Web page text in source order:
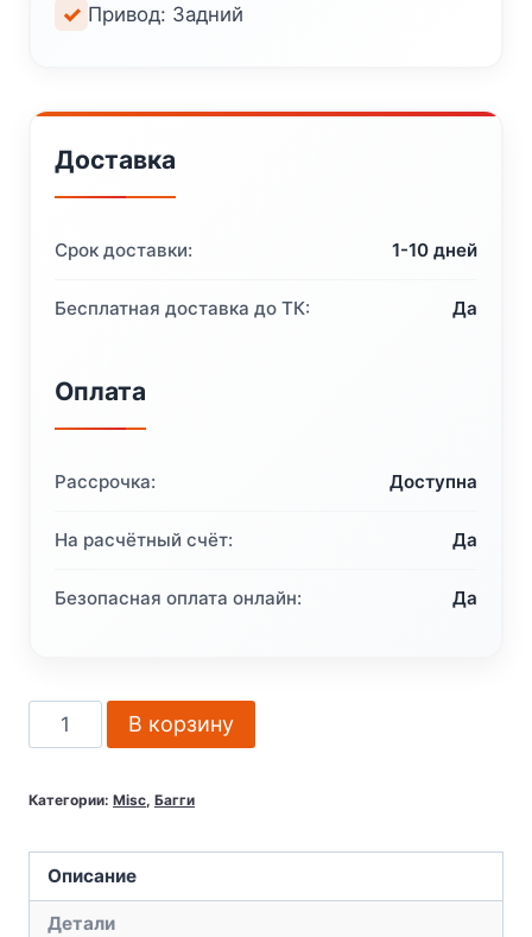
Привод: Задний
Доставка
Срок доставки: 1-10 дней
Бесплатная доставка до ТК: Да
Оплата
Рассрочка: Доступна
На расчётный счёт: Да
Безопасная оплата онлайн: Да
Количество
товара
ScanMoto
В корзину
Категории: Misc, Багги
Описание
Детали